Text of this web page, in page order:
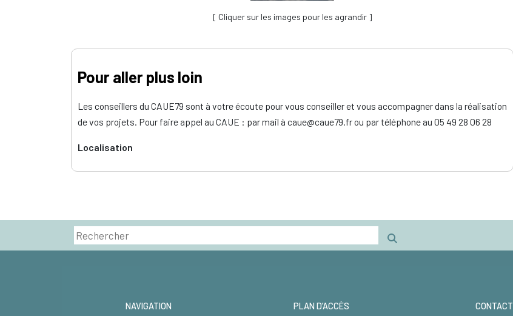
[ Cliquer sur les images pour les agrandir ]
Pour aller plus loin
Les conseillers du CAUE79 sont à votre écoute pour vous conseiller et vous accompagner dans la réalisation
de vos projets. Pour faire appel au CAUE : par mail à caue@caue79.fr ou par téléphone au 05 49 28 06 28
Localisation
NAVIGATION PLAN D’ACCÈS CONTACT